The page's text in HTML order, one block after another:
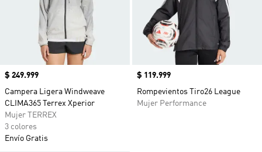
Precio
$ 249.999
Campera Ligera Windweave
CLIMA365 Terrex Xperior
Mujer TERREX
3 colores
Envío Gratis
Precio
$ 119.999
Rompevientos Tiro26 League
Mujer Performance